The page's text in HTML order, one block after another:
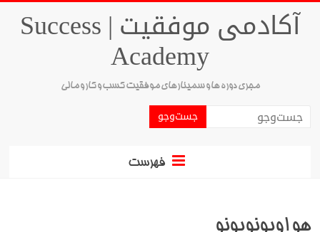
آکادمی موفقیت | Success
Academy
مجری دوره ها و سمینارهای موفقیت کسب و کار و مالی
فهرست
هو اوپونوپونو